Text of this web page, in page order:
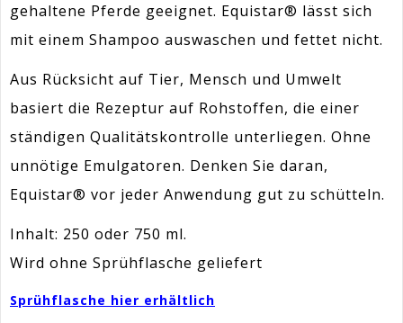
gehaltene Pferde geeignet. Equistar® lässt sich
mit einem Shampoo auswaschen und fettet nicht.
Aus Rücksicht auf Tier, Mensch und Umwelt
basiert die Rezeptur auf Rohstoffen, die einer
ständigen Qualitätskontrolle unterliegen. Ohne
unnötige Emulgatoren. Denken Sie daran,
Equistar® vor jeder Anwendung gut zu schütteln.
Inhalt: 250 oder 750 ml.
Wird ohne Sprühflasche geliefert
Sprühflasche hier erhältlich